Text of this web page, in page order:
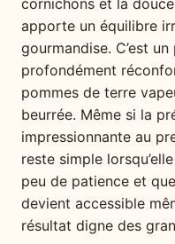
apporte un équilibre
gourmandise. C’est
profondément
pommes de terre
beurrée. Même si la
impressionnante au
reste simple
peu de patience et
devient accessible
résultat digne des